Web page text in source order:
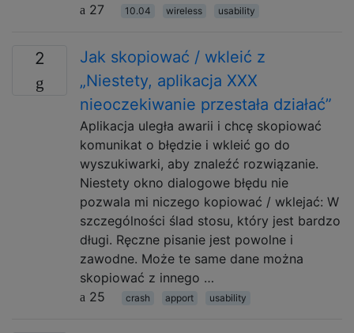
27
10.04 wireless usability
2
Jak skopiować / wkleić z
„Niestety, aplikacja XXX
nieoczekiwanie przestała działać”
Aplikacja uległa awarii i chcę skopiować
komunikat o błędzie i wkleić go do
wyszukiwarki, aby znaleźć rozwiązanie.
Niestety okno dialogowe błędu nie
pozwala mi niczego kopiować / wklejać: W
szczególności ślad stosu, który jest bardzo
długi. Ręczne pisanie jest powolne i
zawodne. Może te same dane można
skopiować z innego …
25
crash apport usability